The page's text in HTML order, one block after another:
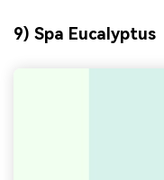
9) Spa Eucalyptus